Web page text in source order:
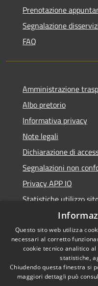
Prenotazione
Segnalazione
FAQ
Amministrazione
Albo pretorio
Informativa privacy
Note legali
Dichiarazione di
Segnalazioni non
Privacy APP IO
Statistiche utilizzo
Qualità dei Servizi
RSS
Accessibilità
Questo sito web utilizza
necessari al corretto
cookie tecnico analitico
statistiche,
Chiudendo questa finestra si
maggiori dettagli può